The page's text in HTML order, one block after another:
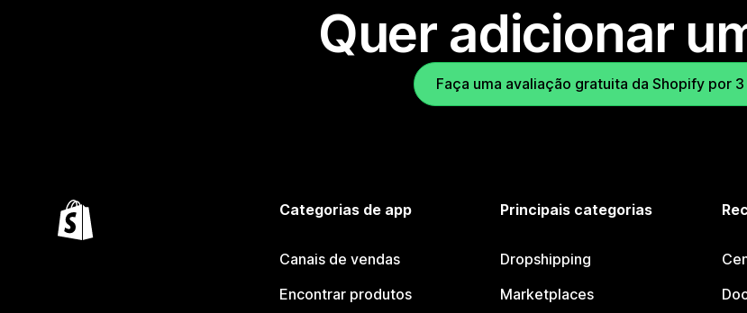
Quer adicionar
Faça uma avaliação gratuita da Shopify por 3
Categorias de app
Canais de vendas
Encontrar produtos
Principais categorias
Dropshipping
Marketplaces